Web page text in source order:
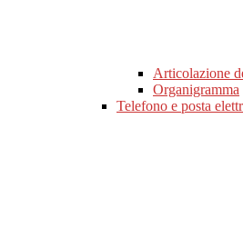
Articolazione
Organigramma
Telefono e posta